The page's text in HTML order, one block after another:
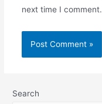
next time I comment.
Search